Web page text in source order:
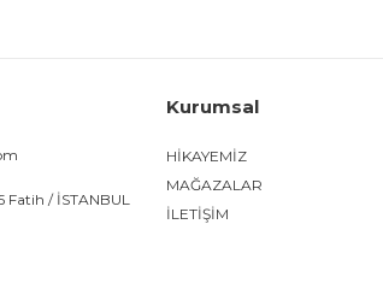
Fatih / İSTANBUL
Kurumsal
HİKAYEMİZ
MAĞAZALAR
İLETİŞİM